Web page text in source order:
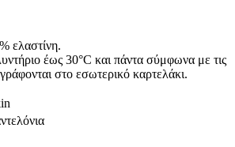
ελαστίνη.
έως 30°C και πάντα σύμφωνα με τις
στο εσωτερικό καρτελάκι.